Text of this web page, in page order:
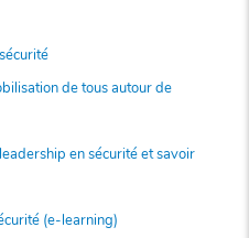
de tous autour de
en sécurité et savoir
(e-learning)